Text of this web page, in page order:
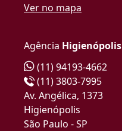
Ver no mapa
Agência Higienópolis
(11) 94193-4662
(11) 3803-7995
Av. Angélica, 1373
Higienópolis
São Paulo - SP